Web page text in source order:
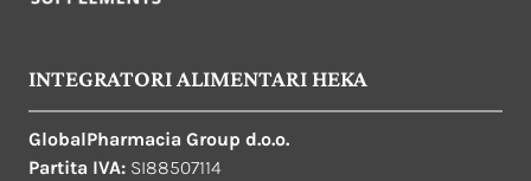
INTEGRATORI ALIMENTARI HEKA
GlobalPharmacia Group d.o.o.
Partita IVA: SI88507114